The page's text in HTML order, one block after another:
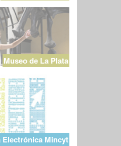
Museo de La Plata
Electrónica Mincyt